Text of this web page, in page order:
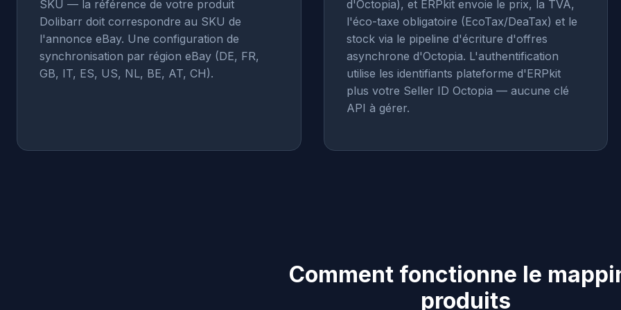
SKU — la référence de votre produit
Dolibarr doit correspondre au SKU de
l'annonce eBay. Une configuration de
synchronisation par région eBay (DE, FR,
GB, IT, ES, US, NL, BE, AT, CH).
d'Octopia), et ERPkit envoie le prix, la TVA,
l'éco-taxe obligatoire (EcoTax/DeaTax) et le
stock via le pipeline d'écriture d'offres
asynchrone d'Octopia. L'authentification
utilise les identifiants plateforme d'ERPkit
plus votre Seller ID Octopia — aucune clé
API à gérer.
Comment fonctionne le
produits